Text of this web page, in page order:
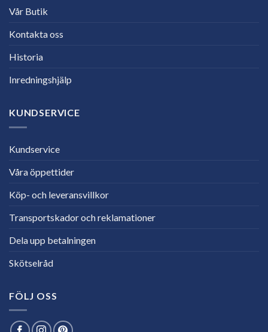
Vår Butik
Kontakta oss
Historia
Inredningshjälp
KUNDSERVICE
Kundservice
Våra öppettider
Köp- och leveransvillkor
Transportskador och reklamationer
Dela upp betalningen
Skötselråd
FÖLJ OSS